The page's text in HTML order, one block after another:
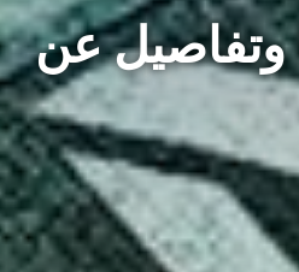
متطلبات تشغيل Battlefield 2042 وتفاصيل عن